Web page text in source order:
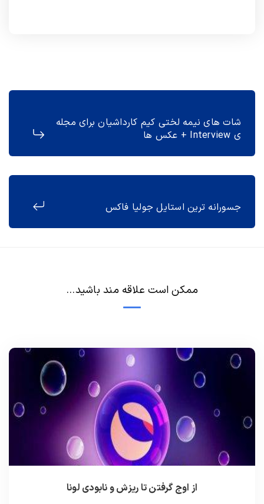
شات های نیمه لختی کیم کارداشیان برای مجله
ی Interview + عکس ها
جسورانه ترین استایل جولیا فاکس
ممکن است علاقه مند باشید...
از اوج گرفتن تا ریزش و نابودی لونا